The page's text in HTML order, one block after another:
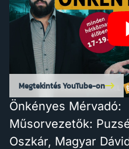
Megtekintés YouTube-on
Önkényes Mérvadó:
Műsorvezetők:
Oszkár, Magyar